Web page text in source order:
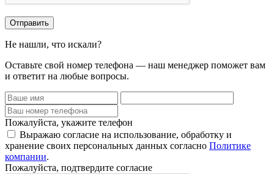
Отправить
Не нашли, что искали?
Оставьте свой номер телефона — наш менеджер поможет вам
и ответит на любые вопросы.
Пожалуйста, укажите телефон
Выражаю согласие на использование, обработку и
хранение своих персональных данных согласно Политике
компании.
Пожалуйста, подтвердите согласие